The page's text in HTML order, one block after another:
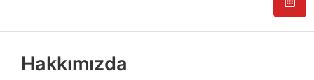
Hakkımızda